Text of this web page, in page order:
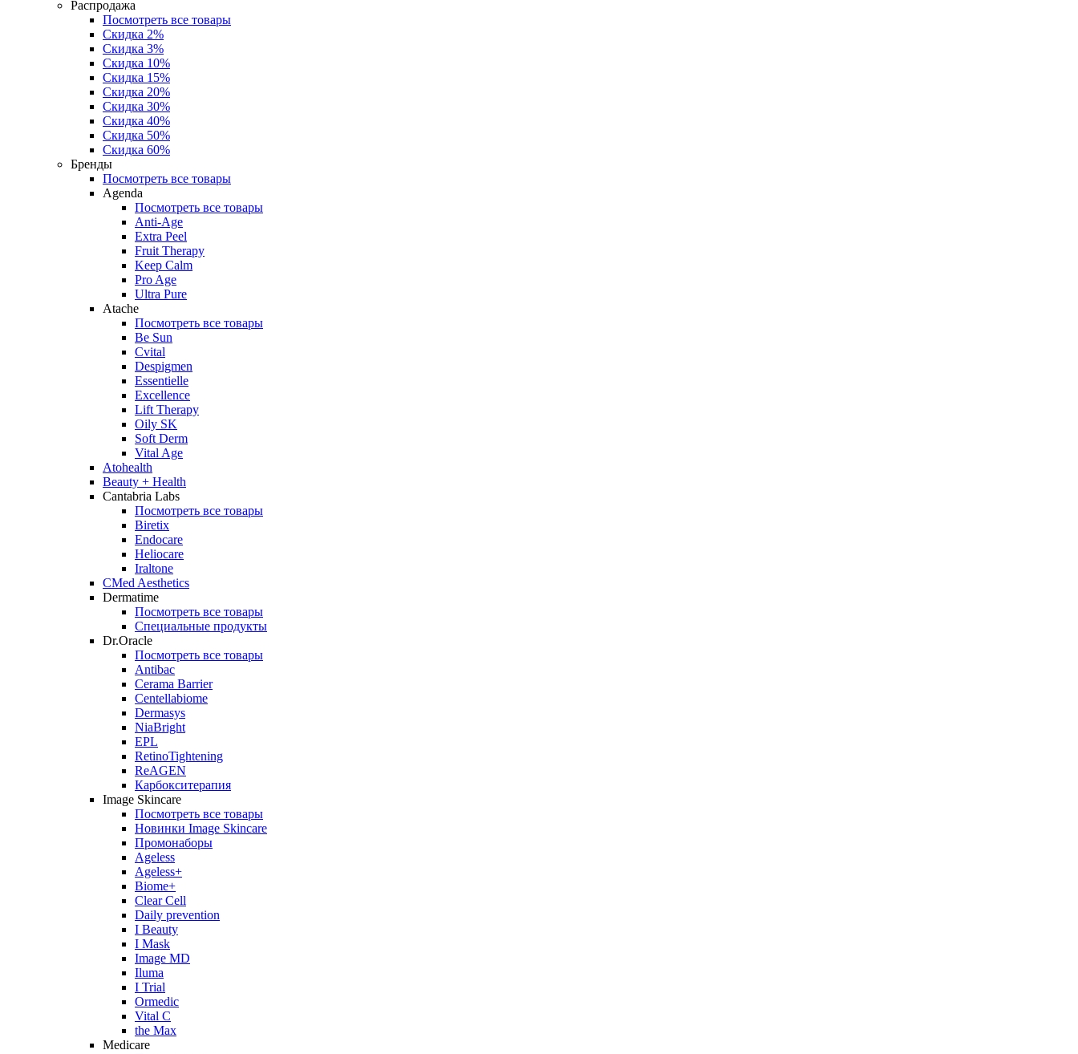
Распродажа
Посмотреть все товары
Скидка 2%
Скидка 3%
Скидка 10%
Скидка 15%
Скидка 20%
Скидка 30%
Скидка 40%
Скидка 50%
Скидка 60%
Бренды
Посмотреть все товары
Agenda
Посмотреть все товары
Anti‑Age
Extra Peel
Fruit Therapy
Keep Calm
Pro Age
Ultra Pure
Atache
Посмотреть все товары
Be Sun
Cvital
Despigmen
Essentielle
Excellence
Lift Therapy
Oily SK
Soft Derm
Vital Age
Atohealth
Beauty + Health
Cantabria Labs
Посмотреть все товары
Biretix
Endocare
Heliocare
Iraltone
CMed Aesthetics
Dermatime
Посмотреть все товары
Специальные продукты
Dr.Oracle
Посмотреть все товары
Antibac
Cerama Barrier
Centellabiome
Dermasys
NiaBright
EPL
RetinoTightening
ReAGEN
Карбокситерапия
Image Skincare
Посмотреть все товары
Новинки Image Skincare
Промонаборы
Ageless
Ageless+
Biome+
Clear Cell
Daily prevention
I Beauty
I Mask
Image MD
Iluma
I Trial
Ormedic
Vital C
the Max
Medicare